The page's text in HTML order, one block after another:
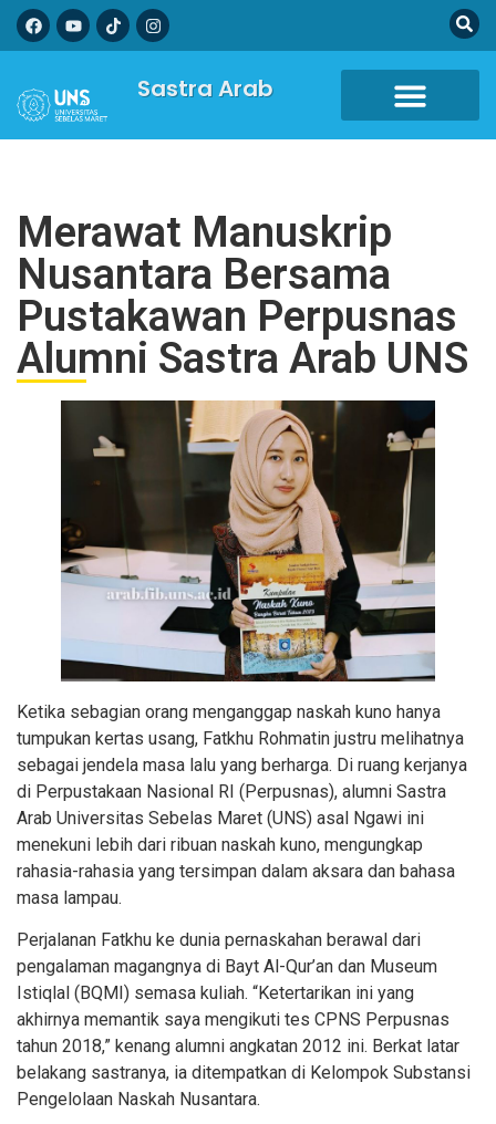
Sastra Arab
Merawat Manuskrip
Nusantara Bersama
Pustakawan Perpusnas
Alumni Sastra Arab UNS
Ketika sebagian orang menganggap naskah kuno hanya
tumpukan kertas usang, Fatkhu Rohmatin justru melihatnya
sebagai jendela masa lalu yang berharga. Di ruang kerjanya
di Perpustakaan Nasional RI (Perpusnas), alumni Sastra
Arab Universitas Sebelas Maret (UNS) asal Ngawi ini
menekuni lebih dari ribuan naskah kuno, mengungkap
rahasia-rahasia yang tersimpan dalam aksara dan bahasa
masa lampau.
Perjalanan Fatkhu ke dunia pernaskahan berawal dari
pengalaman magangnya di Bayt Al-Qur’an dan Museum
Istiqlal (BQMI) semasa kuliah. “Ketertarikan ini yang
akhirnya memantik saya mengikuti tes CPNS Perpusnas
tahun 2018,” kenang alumni angkatan 2012 ini. Berkat latar
belakang sastranya, ia ditempatkan di Kelompok Substansi
Pengelolaan Naskah Nusantara.